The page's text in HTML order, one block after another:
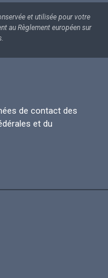
et utilisée pour votre
au Règlement européen sur
de contact des
et du